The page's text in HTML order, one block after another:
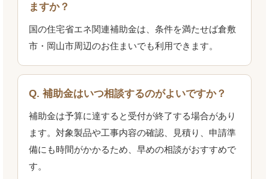
ますか？
国の住宅省エネ関連補助金は、条件を満たせば倉敷
市・岡山市周辺のお住まいでも利用できます。
Q. 補助金はいつ相談するのがよいですか？
補助金は予算に達すると受付が終了する場合があり
ます。対象製品や工事内容の確認、見積り、申請準
備にも時間がかかるため、早めの相談がおすすめで
す。